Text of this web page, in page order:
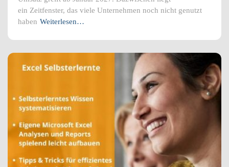
ein Zeitfenster, das viele Unternehmen noch nicht genutzt
haben Weiterlesen…